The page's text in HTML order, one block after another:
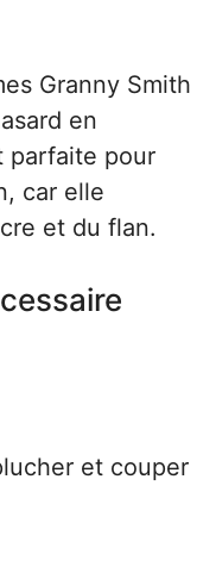
Granny Smith
en
parfaite pour
car elle
et du flan.
et couper